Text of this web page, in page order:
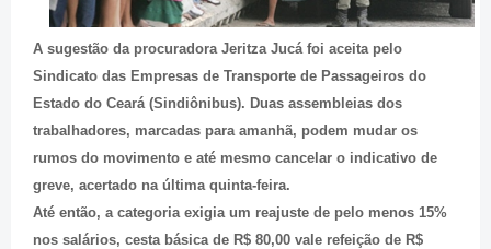
A sugestão da procuradora Jeritza Jucá foi aceita pelo
Sindicato das Empresas de Transporte de Passageiros do
Estado do Ceará (Sindiônibus). Duas assembleias dos
trabalhadores, marcadas para amanhã, podem mudar os
rumos do movimento e até mesmo cancelar o indicativo de
greve, acertado na última quinta-feira.
Até então, a categoria exigia um reajuste de pelo menos 15%
nos salários, cesta básica de R$ 80,00 vale refeição de R$